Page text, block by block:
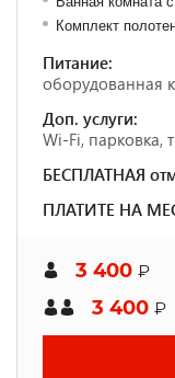
Комплект
Питание:
оборудованная
Доп. услуги:
Wi-Fi, парковка,
БЕСПЛАТНАЯ
ПЛАТИТЕ НА
3 400 ₽
3 400 ₽